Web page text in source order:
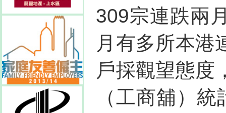
309宗連跌兩
月有多所本港
戶採觀望態度
（工商舖）